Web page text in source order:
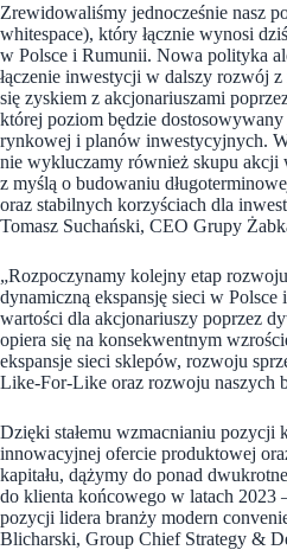
Zrewidowaliśmy jednocześnie nasz
whitespace), który łącznie wynosi
w Polsce i Rumunii. Nowa polityka
łączenie inwestycji w dalszy rozwój
się zyskiem z akcjonariuszami
której poziom będzie
rynkowej i planów inwestycyjnych.
nie wykluczamy również skupu akcji
z myślą o budowaniu
oraz stabilnych korzyściach dla
Tomasz Suchański, CEO Grupy
„Rozpoczynamy kolejny etap
dynamiczną ekspansję sieci w
wartości dla akcjonariuszy poprzez
opiera się na konsekwentnym
ekspansje sieci sklepów, rozwoju
Like-For-Like oraz rozwoju naszych
Dzięki stałemu wzmacnianiu pozycji
innowacyjnej ofercie produktowej
kapitału, dążymy do ponad
do klienta końcowego w latach 2023
pozycji lidera branży modern
Blicharski, Group Chief Strategy &